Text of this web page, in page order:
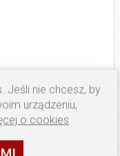
zweryfikowano
Jeśli nie chcesz, by
urządzeniu,
o cookies